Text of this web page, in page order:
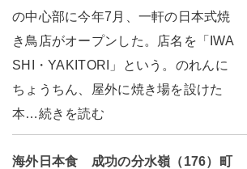
の中心部に今年7月、一軒の日本式焼
き鳥店がオープンした。店名を「IWA
SHI・YAKITORI」という。のれんに
ちょうちん、屋外に焼き場を設けた
本…続きを読む
海外日本食 成功の分水嶺（176）町